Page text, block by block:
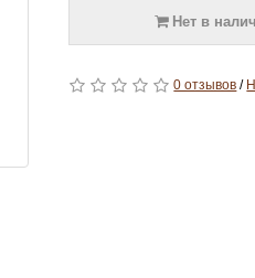
Нет в
0 отзывов /